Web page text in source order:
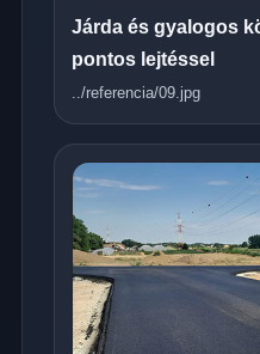
Járda és gyalogos
pontos lejtéssel
../referencia/09.jpg